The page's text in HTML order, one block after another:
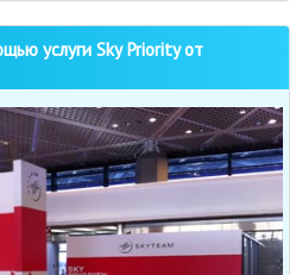
услуги Sky Priority от